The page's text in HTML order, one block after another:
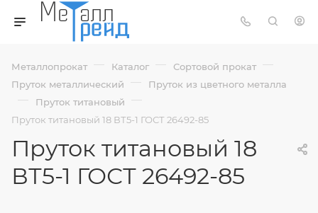
Металлопрокат — Каталог — Сортовой прокат —
Пруток металлический — Пруток из цветного металла
— Пруток титановый —
Пруток титановый 18 ВТ5-1 ГОСТ 26492-85
Пруток титановый 18
ВТ5-1 ГОСТ 26492-85